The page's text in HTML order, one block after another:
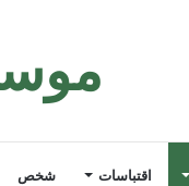
اقتباسات شخص